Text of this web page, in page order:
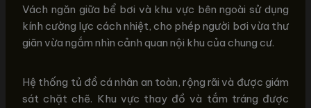
Vách ngăn giữa bể bơi và khu vực bên ngoài sử dụng
kính cường lực cách nhiệt, cho phép người bơi vừa thư
giãn vừa ngắm nhìn cảnh quan nội khu của chung cư.
Hệ thống tủ đồ cá nhân an toàn, rộng rãi và được giám
sát chặt chẽ. Khu vực thay đồ và tắm tráng được